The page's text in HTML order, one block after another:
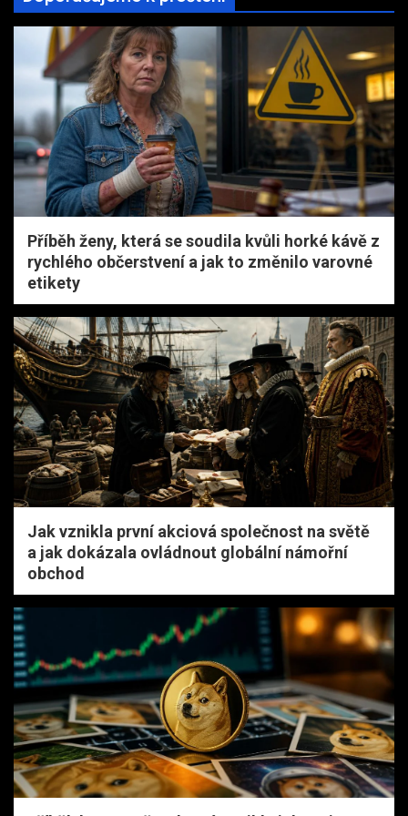
Příběh ženy, která se soudila kvůli horké kávě z
rychlého občerstvení a jak to změnilo varovné
etikety
Jak vznikla první akciová společnost na světě
a jak dokázala ovládnout globální námořní
obchod